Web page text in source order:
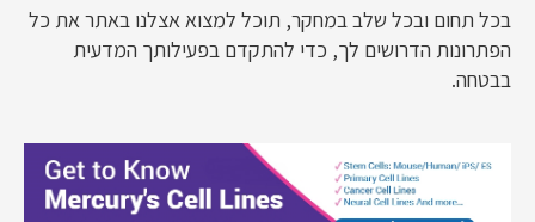
בכל תחום ובכל שלב במחקר, תוכל למצוא אצלנו באתר את כל
הפתרונות הדרושים לך, כדי להתקדם בפעילותך המדעית
בבטחה.